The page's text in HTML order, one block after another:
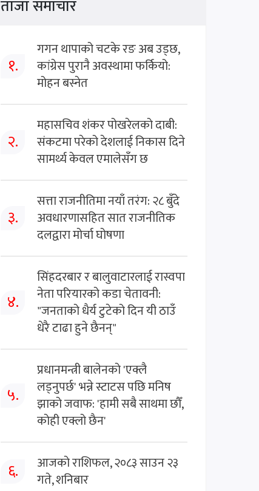
ताजा समाचार
१.
गगन थापाको चटके रङ अब उड्छ,
कांग्रेस पुरानै अवस्थामा फर्कियो:
मोहन बस्नेत
२.
महासचिव शंकर पोखरेलको दाबी:
संकटमा परेको देशलाई निकास दिने
सामर्थ्य केवल एमालेसँग छ
३.
सत्ता राजनीतिमा नयाँ तरंग: २८ बुँदे
अवधारणासहित सात राजनीतिक
दलद्वारा मोर्चा घोषणा
४.
सिंहदरबार र बालुवाटारलाई रास्वपा
नेता परियारको कडा चेतावनी:
"जनताको धैर्य टुटेको दिन यी ठाउँ
धेरै टाढा हुने छैनन्"
५.
प्रधानमन्त्री बालेनको 'एक्लै
लड्नुपर्छ' भन्ने स्टाटस पछि मनिष
झाको जवाफ: 'हामी सबै साथमा छौँ,
कोही एक्लो छैन'
६.
आजको राशिफल, २०८३ साउन २३
गते, शनिबार